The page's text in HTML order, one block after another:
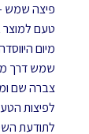
פיצה שמש
טעם למוצר
מיום
שמש דרך
צברה שם
לפיצות
לתודעת